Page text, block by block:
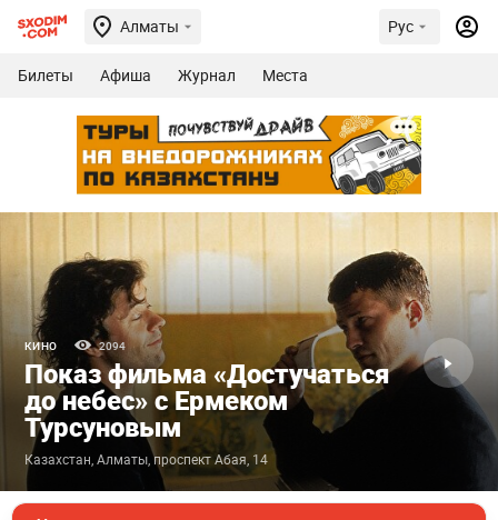
Алматы Рус
Билеты Афиша Журнал Места
КИНО 2094
Показ фильма «Достучаться
до небес» с Ермеком
Турсуновым
Казахстан, Алматы, проспект Абая, 14